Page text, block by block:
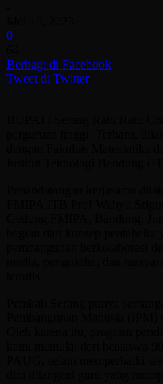
0
Berbagi di Facebook
Tweet di Twitter